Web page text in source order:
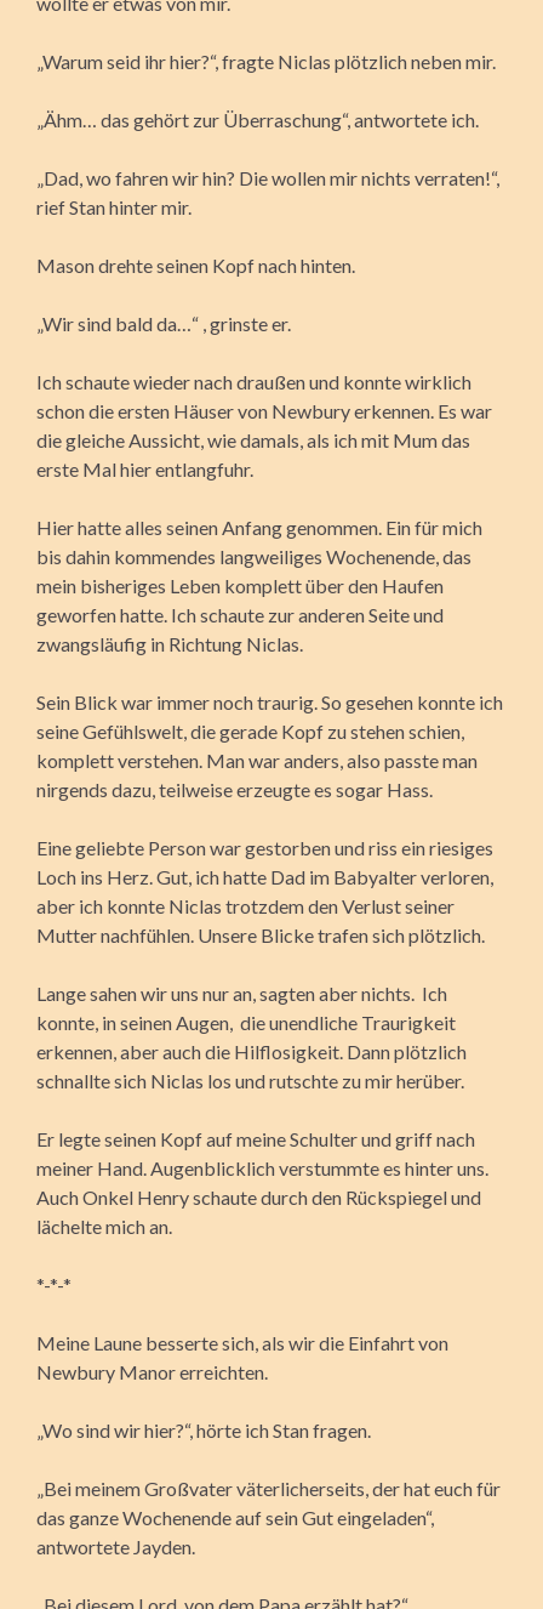
„Warum seid ihr hier?“, fragte Niclas plötzlich neben mir.
„Ähm… das gehört zur Überraschung“, antwortete ich.
„Dad, wo fahren wir hin? Die wollen mir nichts verraten!“,
rief Stan hinter mir.
Mason drehte seinen Kopf nach hinten.
„Wir sind bald da…“ , grinste er.
Ich schaute wieder nach draußen und konnte wirklich
schon die ersten Häuser von Newbury erkennen. Es war
die gleiche Aussicht, wie damals, als ich mit Mum das
erste Mal hier entlangfuhr.
Hier hatte alles seinen Anfang genommen. Ein für mich
bis dahin kommendes langweiliges Wochenende, das
mein bisheriges Leben komplett über den Haufen
geworfen hatte. Ich schaute zur anderen Seite und
zwangsläufig in Richtung Niclas.
Sein Blick war immer noch traurig. So gesehen konnte ich
seine Gefühlswelt, die gerade Kopf zu stehen schien,
komplett verstehen. Man war anders, also passte man
nirgends dazu, teilweise erzeugte es sogar Hass.
Eine geliebte Person war gestorben und riss ein riesiges
Loch ins Herz. Gut, ich hatte Dad im Babyalter verloren,
aber ich konnte Niclas trotzdem den Verlust seiner
Mutter nachfühlen. Unsere Blicke trafen sich plötzlich.
Lange sahen wir uns nur an, sagten aber nichts. Ich
konnte, in seinen Augen, die unendliche Traurigkeit
erkennen, aber auch die Hilflosigkeit. Dann plötzlich
schnallte sich Niclas los und rutschte zu mir herüber.
Er legte seinen Kopf auf meine Schulter und griff nach
meiner Hand. Augenblicklich verstummte es hinter uns.
Auch Onkel Henry schaute durch den Rückspiegel und
lächelte mich an.
*-*-*
Meine Laune besserte sich, als wir die Einfahrt von
Newbury Manor erreichten.
„Wo sind wir hier?“, hörte ich Stan fragen.
„Bei meinem Großvater väterlicherseits, der hat euch für
das ganze Wochenende auf sein Gut eingeladen“,
antwortete Jayden.
„Bei diesem Lord, von dem Papa erzählt hat?“